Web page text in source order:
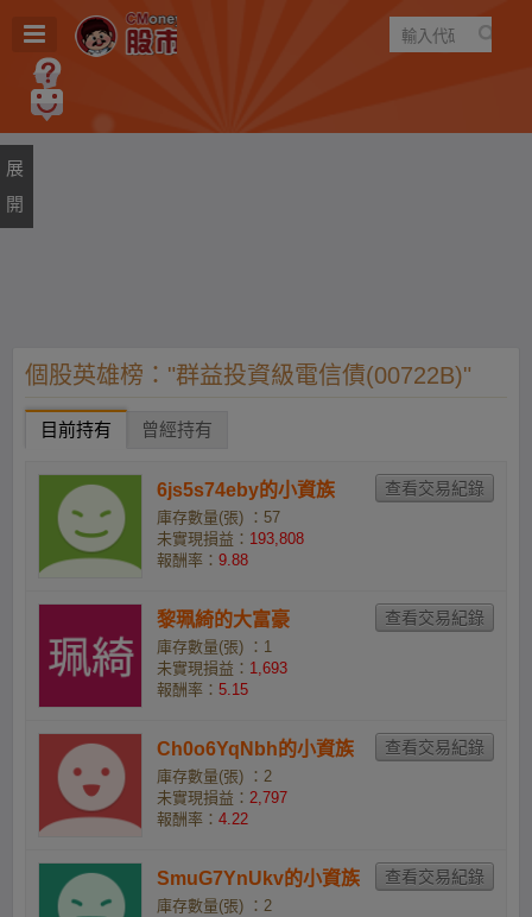
遊戲
個股英雄榜："群益投資級電信債(00722B)"
目前持有 曾經持有
6js5s74eby的小資族
庫存數量(張) ：57
未實現損益： 193,808
報酬率： 9.88
黎珮綺的大富豪
庫存數量(張) ：1
未實現損益： 1,693
報酬率： 5.15
Ch0o6YqNbh的小資族
庫存數量(張) ：2
未實現損益： 2,797
報酬率： 4.22
SmuG7YnUkv的小資族
庫存數量(張) ：2